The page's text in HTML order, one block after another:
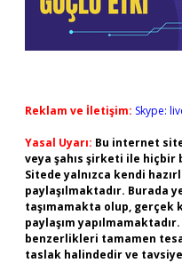
Reklam ve İletişim: Skype:
Yasal Uyarı: Bu internet
veya şahıs şirketi ile hiçbir
Sitede yalnızca kendi
paylaşılmaktadır. Burada
taşımamakta olup, gerçek
paylaşım
benzerlikleri tamamen
taslak halindedir ve